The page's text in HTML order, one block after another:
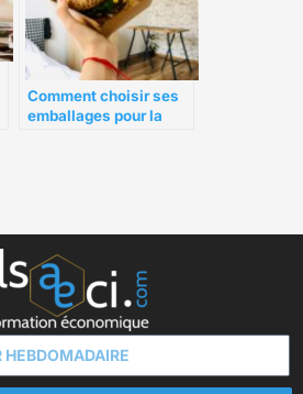
Comment choisir ses
emballages pour la